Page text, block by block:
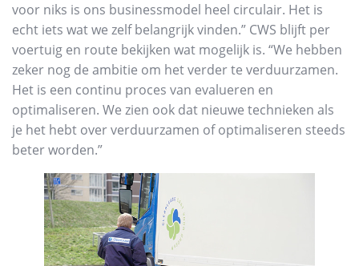
voor niks is ons businessmodel heel circulair. Het is
echt iets wat we zelf belangrijk vinden.” CWS blijft per
voertuig en route bekijken wat mogelijk is. “We hebben
zeker nog de ambitie om het verder te verduurzamen.
Het is een continu proces van evalueren en
optimaliseren. We zien ook dat nieuwe technieken als
je het hebt over verduurzamen of optimaliseren steeds
beter worden.”